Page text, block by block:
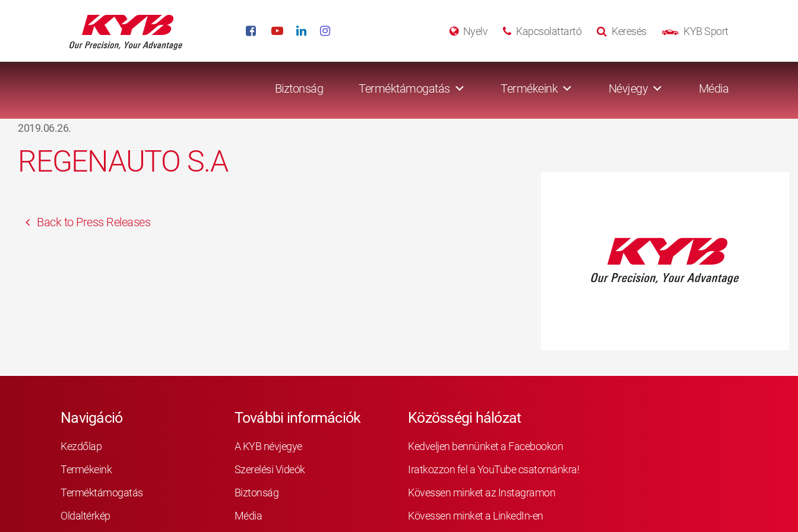
KYB Sport
Keresés
Kapcsolattartó
Nyelv
Biztonság Terméktámogatás Termékeink Névjegy Média
2019.06.26.
REGENAUTO S.A
Back to Press Releases
Navigáció
Kezdőlap
Termékeink
Terméktámogatás
Oldaltérkép
További információk
A KYB névjegye
Szerelési Videók
Biztonság
Média
Közösségi hálózat
Kedveljen bennünket a Facebookon
Iratkozzon fel a YouTube csatornánkra!
Kövessen minket az Instagramon
Kövessen minket a LinkedIn-en